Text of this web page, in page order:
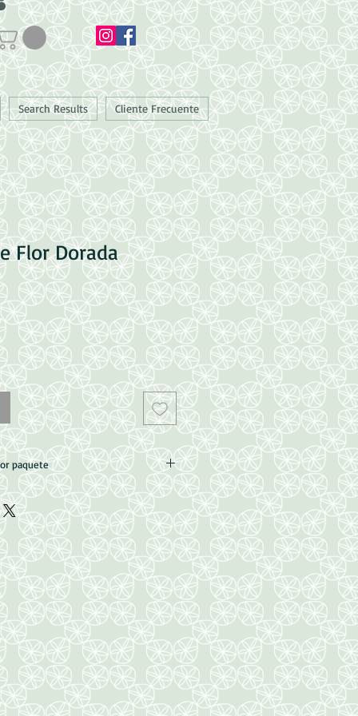
Search Results Cliente Frecuente
Flor Dorada
paquete